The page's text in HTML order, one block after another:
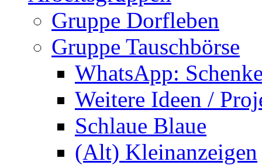
Gruppe Dorfleben
Gruppe Tauschbörse
WhatsApp:
Weitere Ideen /
Schlaue Blaue
(Alt) Kleinanzeigen